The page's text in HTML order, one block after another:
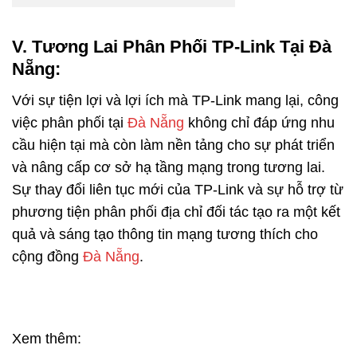
V. Tương Lai Phân Phối TP-Link Tại Đà
Nẵng:
Với sự tiện lợi và lợi ích mà TP-Link mang lại, công
việc phân phối tại Đà Nẵng không chỉ đáp ứng nhu
cầu hiện tại mà còn làm nền tảng cho sự phát triển
và nâng cấp cơ sở hạ tầng mạng trong tương lai.
Sự thay đổi liên tục mới của TP-Link và sự hỗ trợ từ
phương tiện phân phối địa chỉ đối tác tạo ra một kết
quả và sáng tạo thông tin mạng tương thích cho
cộng đồng Đà Nẵng.
Xem thêm: